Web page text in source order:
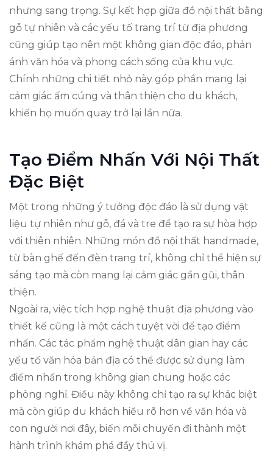
nhưng sang trọng. Sự kết hợp giữa đồ nội thất bằng
gỗ tự nhiên và các yếu tố trang trí từ địa phương
cũng giúp tạo nên một không gian độc đáo, phản
ánh văn hóa và phong cách sống của khu vực.
Chính những chi tiết nhỏ này góp phần mang lại
cảm giác ấm cúng và thân thiện cho du khách,
khiến họ muốn quay trở lại lần nữa.
Tạo Điểm Nhấn Với Nội Thất
Đặc Biệt
Một trong những ý tưởng độc đáo là sử dụng vật
liệu tự nhiên như gỗ, đá và tre để tạo ra sự hòa hợp
với thiên nhiên. Những món đồ nội thất handmade,
từ bàn ghế đến đèn trang trí, không chỉ thể hiện sự
sáng tạo mà còn mang lại cảm giác gần gũi, thân
thiện.
Ngoài ra, việc tích hợp nghệ thuật địa phương vào
thiết kế cũng là một cách tuyệt vời để tạo điểm
nhấn. Các tác phẩm nghệ thuật dân gian hay các
yếu tố văn hóa bản địa có thể được sử dụng làm
điểm nhấn trong không gian chung hoặc các
phòng nghỉ. Điều này không chỉ tạo ra sự khác biệt
mà còn giúp du khách hiểu rõ hơn về văn hóa và
con người nơi đây, biến mỗi chuyến đi thành một
hành trình khám phá đầy thú vị.